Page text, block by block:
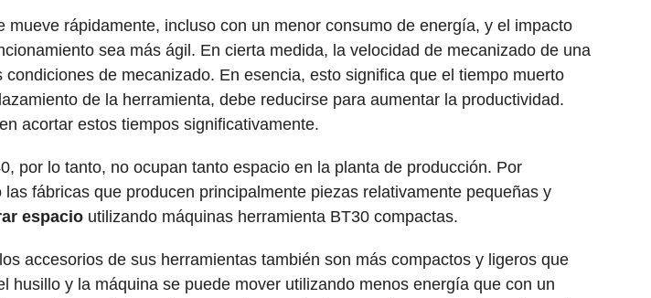
rápidamente, incluso con un menor consumo de energía, y el impacto
sea más ágil. En cierta medida, la velocidad de mecanizado de una
de mecanizado. En esencia, esto significa que el tiempo muerto
de la herramienta, debe reducirse para aumentar la productividad.
acortar estos tiempos significativamente.
por lo tanto, no ocupan tanto espacio en la planta de producción. Por
fábricas que producen principalmente piezas relativamente pequeñas y
espacio utilizando máquinas herramienta BT30 compactas.
accesorios de sus herramientas también son más compactos y ligeros que
y la máquina se puede mover utilizando menos energía que con un